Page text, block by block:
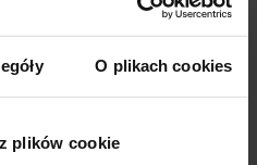
O plikach cookies
plików cookie